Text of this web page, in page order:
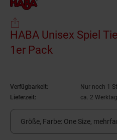
HABA Unisex Spiel
1er Pack
Verfügbarkeit:
Nur noch 1
Lieferzeit:
ca. 2
Größe, Farbe: One Size,